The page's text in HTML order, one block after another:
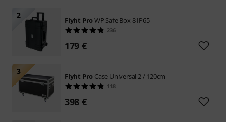
2
Flyht ProWP Safe Box 8 IP65
236
179 €
3
Flyht Pro Case Universal 2 / 120cm
118
398 €